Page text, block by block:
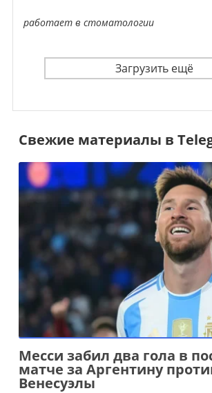
работает в стоматологии
Загрузить ещё
Свежие материалы в
Месси забил два гола в
матче за Аргентину
Венесуэлы